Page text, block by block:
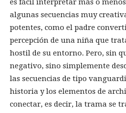
es fácil interpretar más o
algunas secuencias muy
potentes, como el padre
percepción de una niña que
hostil de su entorno. Pero, sin
negativo, sino simplemente
las secuencias de tipo
historia y los elementos de
conectar, es decir, la trama se